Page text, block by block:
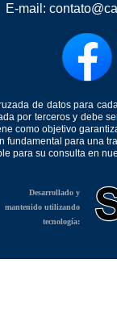
E-mail:
de datos para
por terceros y debe
como objetivo
fundamental para una
para su consulta en
Desarrollado y
mantenido utilizando
tecnología: